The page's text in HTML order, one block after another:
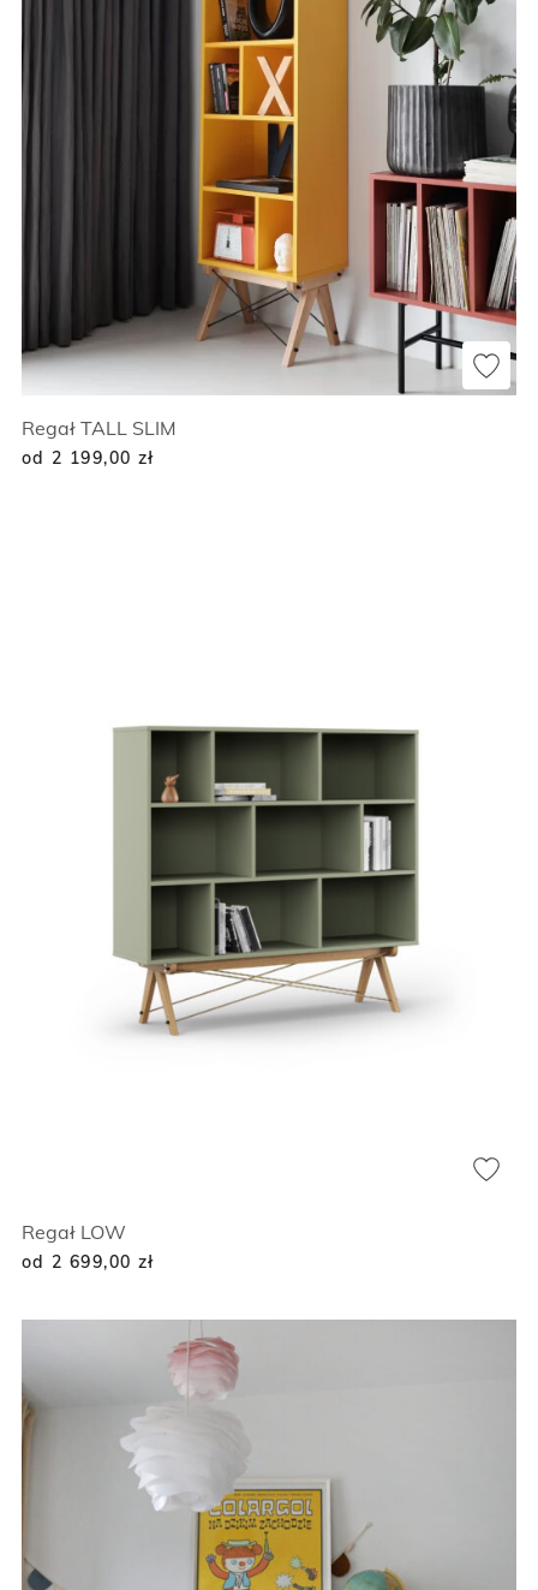
Regał TALL SLIM
od 2 199,00 zł
Regał LOW
od 2 699,00 zł